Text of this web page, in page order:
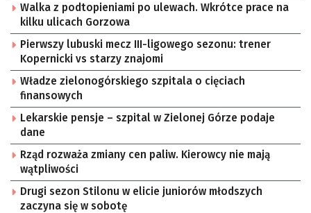
Walka z podtopieniami po ulewach. Wkrótce prace na
kilku ulicach Gorzowa
Pierwszy lubuski mecz III-ligowego sezonu: trener
Kopernicki vs starzy znajomi
Władze zielonogórskiego szpitala o cięciach
finansowych
Lekarskie pensje – szpital w Zielonej Górze podaje
dane
Rząd rozważa zmiany cen paliw. Kierowcy nie mają
wątpliwości
Drugi sezon Stilonu w elicie juniorów młodszych
zaczyna się w sobotę